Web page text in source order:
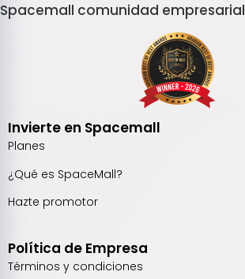
Spacemall comunidad empresarial
Invierte en Spacemall
Planes
¿Qué es SpaceMall?
Hazte promotor
Política de Empresa
Términos y condiciones